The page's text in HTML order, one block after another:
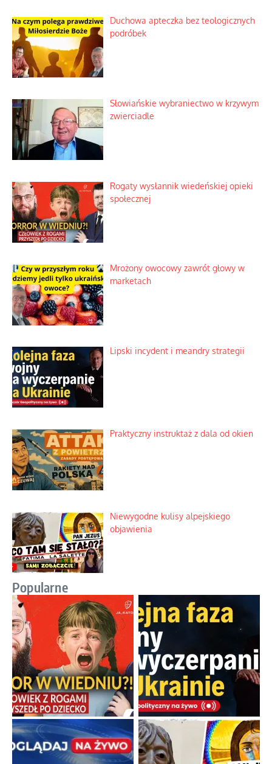
Duchowa apteczka bez teologicznych
podróbek
Słowiańskie wybraniectwo w krzywym
zwierciadle
Rogaty wysłannik wiedeńskiej opieki
społecznej
Mrożony owocowy zawrót głowy w
marketach
Lipski incydent i meandry strategii
Praktyczny instruktaż z dala od okien
Niewygodne kulisy alpejskiego
objawienia
Popularne